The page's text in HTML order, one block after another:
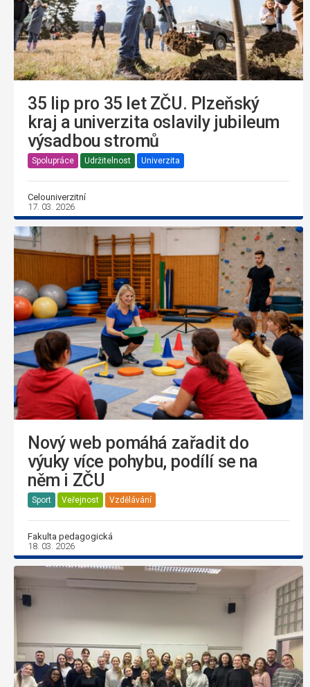
35 lip pro 35 let ZČU. Plzeňský
kraj a univerzita oslavily jubileum
výsadbou stromů
Spolupráce Udržitelnost Univerzita
Celouniverzitní
17. 03. 2026
Nový web pomáhá zařadit do
výuky více pohybu, podílí se na
něm i ZČU
Sport Veřejnost Vzdělávání
Fakulta pedagogická
18. 03. 2026